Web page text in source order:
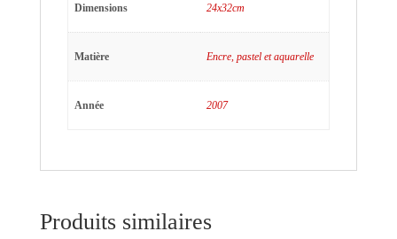
Dimensions 24x32cm
Matière Encre, pastel et aquarelle
Année 2007
Produits similaires